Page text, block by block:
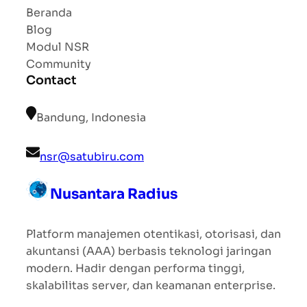
Beranda
Blog
Modul NSR
Community
Contact
Bandung, Indonesia
nsr@satubiru.com
Nusantara Radius
Platform manajemen otentikasi, otorisasi, dan
akuntansi (AAA) berbasis teknologi jaringan
modern. Hadir dengan performa tinggi,
skalabilitas server, dan keamanan enterprise.